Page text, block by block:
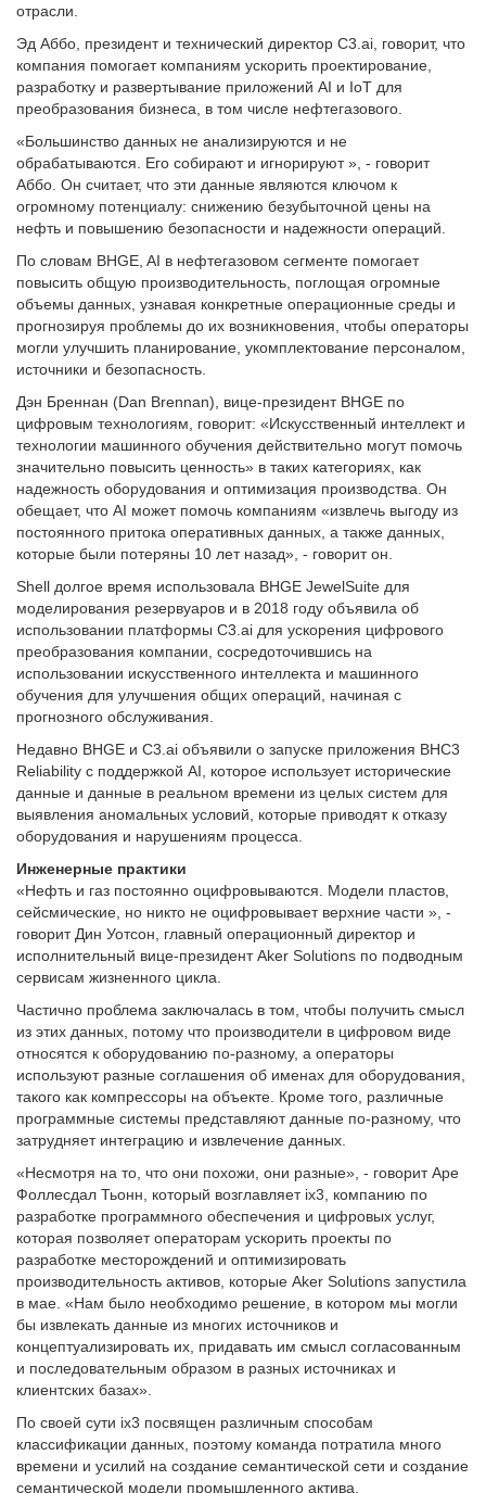
отрасли.
Эд Аббо, президент и технический директор C3.ai, говорит, что
компания помогает компаниям ускорить проектирование,
разработку и развертывание приложений AI и IoT для
преобразования бизнеса, в том числе нефтегазового.
«Большинство данных не анализируются и не
обрабатываются. Его собирают и игнорируют », - говорит
Аббо. Он считает, что эти данные являются ключом к
огромному потенциалу: снижению безубыточной цены на
нефть и повышению безопасности и надежности операций.
По словам BHGE, AI в нефтегазовом сегменте помогает
повысить общую производительность, поглощая огромные
объемы данных, узнавая конкретные операционные среды и
прогнозируя проблемы до их возникновения, чтобы операторы
могли улучшить планирование, укомплектование персоналом,
источники и безопасность.
Дэн Бреннан (Dan Brennan), вице-президент BHGE по
цифровым технологиям, говорит: «Искусственный интеллект и
технологии машинного обучения действительно могут помочь
значительно повысить ценность» в таких категориях, как
надежность оборудования и оптимизация производства. Он
обещает, что AI может помочь компаниям «извлечь выгоду из
постоянного притока оперативных данных, а также данных,
которые были потеряны 10 лет назад», - говорит он.
Shell долгое время использовала BHGE JewelSuite для
моделирования резервуаров и в 2018 году объявила об
использовании платформы C3.ai для ускорения цифрового
преобразования компании, сосредоточившись на
использовании искусственного интеллекта и машинного
обучения для улучшения общих операций, начиная с
прогнозного обслуживания.
Недавно BHGE и C3.ai объявили о запуске приложения BHC3
Reliability с поддержкой AI, которое использует исторические
данные и данные в реальном времени из целых систем для
выявления аномальных условий, которые приводят к отказу
оборудования и нарушениям процесса.
Инженерные практики
«Нефть и газ постоянно оцифровываются. Модели пластов,
сейсмические, но никто не оцифровывает верхние части », -
говорит Дин Уотсон, главный операционный директор и
исполнительный вице-президент Aker Solutions по подводным
сервисам жизненного цикла.
Частично проблема заключалась в том, чтобы получить смысл
из этих данных, потому что производители в цифровом виде
относятся к оборудованию по-разному, а операторы
используют разные соглашения об именах для оборудования,
такого как компрессоры на объекте. Кроме того, различные
программные системы представляют данные по-разному, что
затрудняет интеграцию и извлечение данных.
«Несмотря на то, что они похожи, они разные», - говорит Аре
Фоллесдал Тьонн, который возглавляет ix3, компанию по
разработке программного обеспечения и цифровых услуг,
которая позволяет операторам ускорить проекты по
разработке месторождений и оптимизировать
производительность активов, которые Aker Solutions запустила
в мае. «Нам было необходимо решение, в котором мы могли
бы извлекать данные из многих источников и
концептуализировать их, придавать им смысл согласованным
и последовательным образом в разных источниках и
клиентских базах».
По своей сути ix3 посвящен различным способам
классификации данных, поэтому команда потратила много
времени и усилий на создание семантической сети и создание
семантической модели промышленного актива.